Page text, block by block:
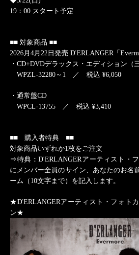
19 ：00 スタート予定
■■ 対象商品 ■■
2026月4月22日発売 D'ERLANGER「
・CD+DVDデラックス・エディション（
WPZL-32280～1 ／ 税込 ¥6,050
・通常盤CD
WPCL-13755 ／ 税込 ¥3,410
■■ 購入者特典 ■■
対象商品いずれか1枚をご注文
⇒特典：D'ERLANGERアーティスト・
にメンバー全員のサイン、あなたのお名
ーム（10文字まで）を記入します。
★D'ERLANGERアーティスト・フォト
ン★